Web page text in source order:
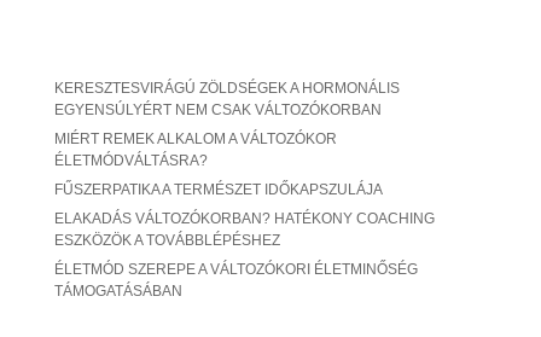
KERESZTESVIRÁGÚ ZÖLDSÉGEK A HORMONÁLIS
EGYENSÚLYÉRT NEM CSAK VÁLTOZÓKORBAN
MIÉRT REMEK ALKALOM A VÁLTOZÓKOR
ÉLETMÓDVÁLTÁSRA?
FŰSZERPATIKA A TERMÉSZET IDŐKAPSZULÁJA
ELAKADÁS VÁLTOZÓKORBAN? HATÉKONY COACHING
ESZKÖZÖK A TOVÁBBLÉPÉSHEZ
ÉLETMÓD SZEREPE A VÁLTOZÓKORI ÉLETMINŐSÉG
TÁMOGATÁSÁBAN